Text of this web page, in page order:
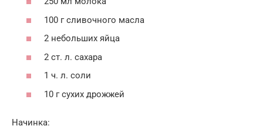
100 г сливочного масла
2 небольших яйца
2 ст. л. сахара
1 ч. л. соли
10 г сухих дрожжей
Начинка: